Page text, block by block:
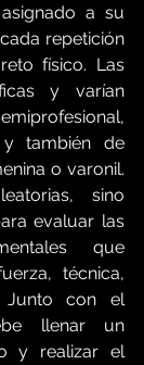
a su
repetición
físico. Las
y varían
también de
o varonil.
sino
evaluar las
que
técnica,
Junto con el
llenar un
y realizar el